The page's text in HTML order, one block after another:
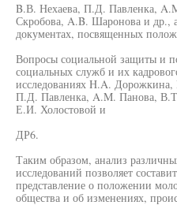
B.В. Нехаева, П.Д. Павленка,
Скробова, A.B. Шаронова и др.,
документах, посвященных
Вопросы социальной защиты и
социальных служб и их
исследованиях H.A.
П.Д. Павленка, A.M. Панова,
Е.И. Холостовой и
ДР6.
Таким образом, анализ
исследований позволяет
представление о положении
общества и об изменениях,